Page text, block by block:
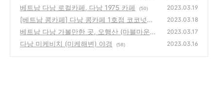
험
(54)
베트남 다낭 로컬카페, 다낭 1975 카페 (50) 2023.03.19
[베트남 콩카페] 다낭 콩카페 1호점 코코넛커
피, 역시 코코넛커피!
(46)
2023.03.18
베트남 다낭 가볼만한 곳, 오행산 (마블마운틴)
Thuy Son산
(54)
2023.03.17
다낭 미케비치 (미케해변) 야경 (58) 2023.03.16